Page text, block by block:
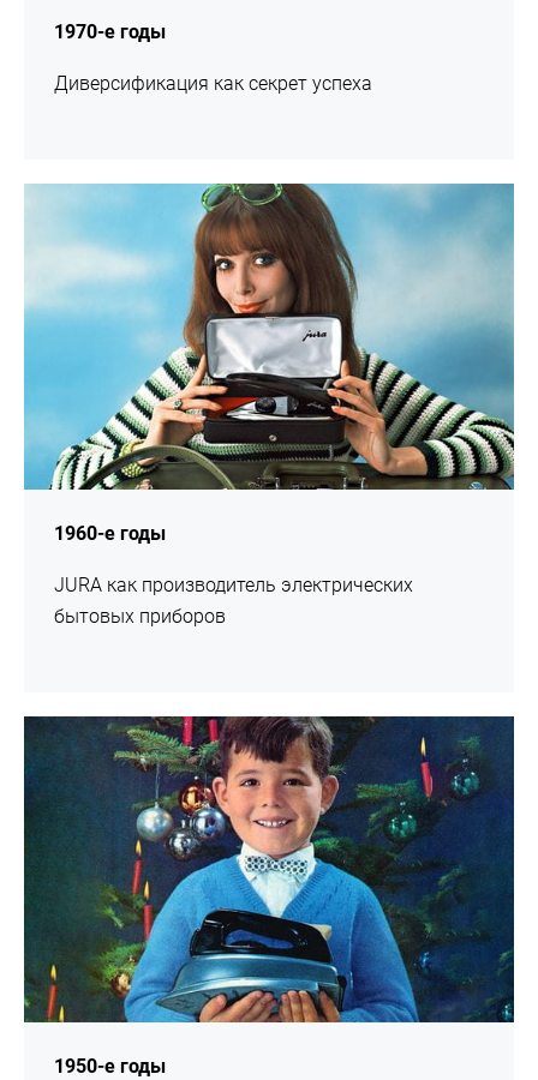
1970-е годы
Диверсификация как секрет успеха
1960-е годы
JURA как производитель электрических
бытовых приборов
1950-е годы
подробнее